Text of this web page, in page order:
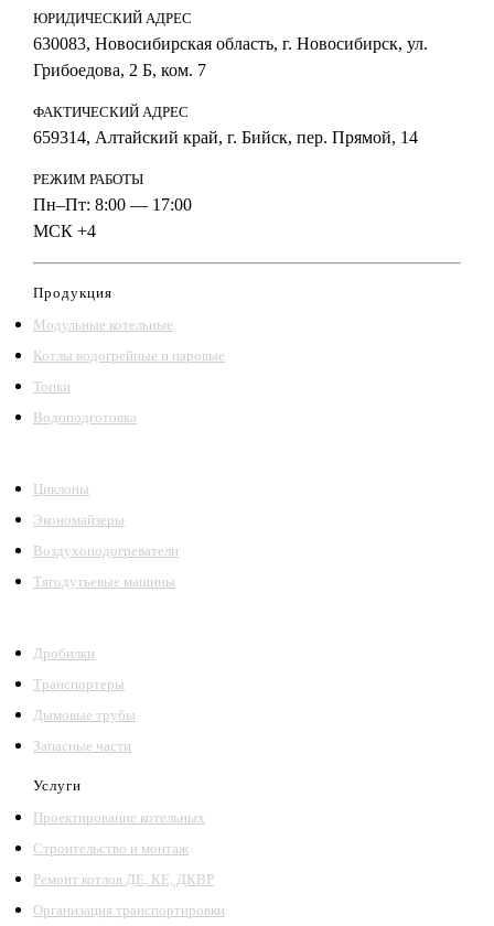
ЮРИДИЧЕСКИЙ АДРЕС
630083, Новосибирская область, г. Новосибирск, ул.
Грибоедова, 2 Б, ком. 7
ФАКТИЧЕСКИЙ АДРЕС
659314, Алтайский край, г. Бийск, пер. Прямой, 14
РЕЖИМ РАБОТЫ
Пн–Пт: 8:00 — 17:00
МСК +4
Продукция
Модульные котельные
Котлы водогрейные и паровые
Топки
Водоподготовка
Циклоны
Экономайзеры
Воздухоподогреватели
Тягодутьевые машины
Дробилки
Транспортеры
Дымовые трубы
Запасные части
Услуги
Проектирование котельных
Строительство и монтаж
Ремонт котлов ДЕ, КЕ, ДКВР
Организация транспортировки